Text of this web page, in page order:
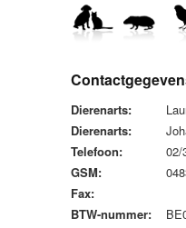
Dierenarts:
Dierenarts:
Telefoon:
02/
GSM:
Fax:
BTW-nummer: